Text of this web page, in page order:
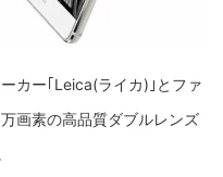
カー｢Leica(ライカ)｣とファ
画素の高品質ダブルレンズ